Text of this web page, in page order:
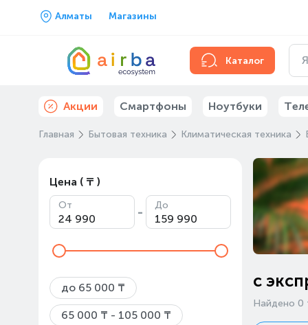
Алматы Магазины
Каталог
Акции Смартфоны Ноутбуки
Главная Бытовая техника Климатическая техника
Цена ( ₸ )
От - До
до 65 000 ₸
65 000 ₸ - 105 000 ₸
с
Найдено 0